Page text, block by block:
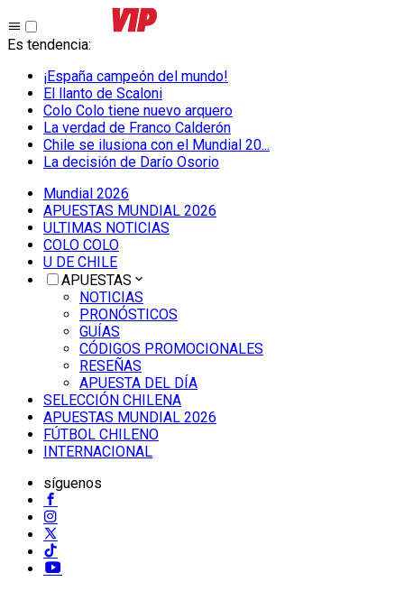
Es tendencia:
¡España campeón del mundo!
El llanto de Scaloni
Colo Colo tiene nuevo arquero
La verdad de Franco Calderón
Chile se ilusiona con el Mundial 20...
La decisión de Darío Osorio
Mundial 2026
APUESTAS MUNDIAL 2026
ULTIMAS NOTICIAS
COLO COLO
U DE CHILE
APUESTAS
NOTICIAS
PRONÓSTICOS
GUÍAS
CÓDIGOS PROMOCIONALES
RESEÑAS
APUESTA DEL DÍA
SELECCIÓN CHILENA
APUESTAS MUNDIAL 2026
FÚTBOL CHILENO
INTERNACIONAL
síguenos